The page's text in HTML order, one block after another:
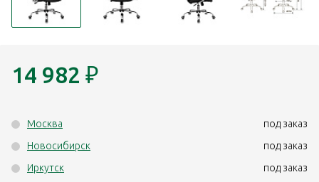
14 982 ₽
Москва
под заказ
Новосибирск
под заказ
Иркутск
под заказ